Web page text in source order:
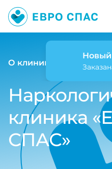
О клинике
клиника
СПАС»
Новый